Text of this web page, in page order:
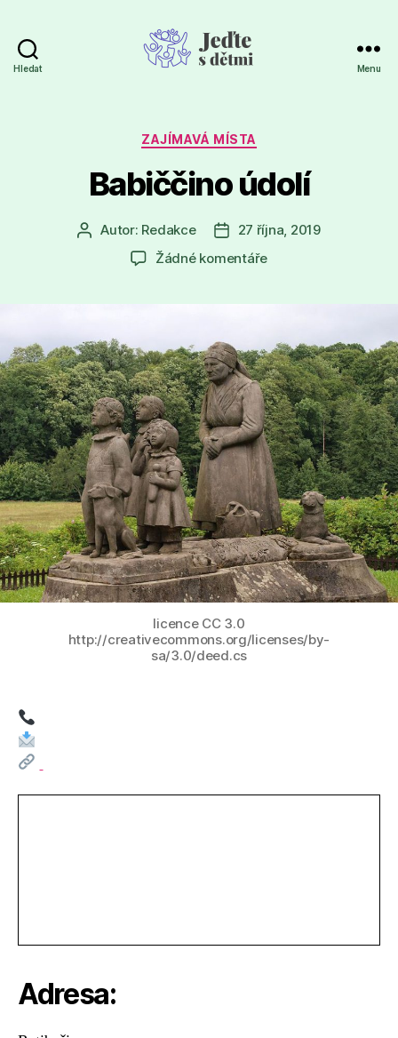
Hledat Menu
Rubriky
ZAJÍMAVÁ MÍSTA
Babiččino údolí
Autor
příspěvku
Autor: Redakce
Datum
příspěvku
27 října, 2019
Žádné komentářeu
údolí
licence CC 3.0
http://creativecommons.org/licenses/by-
sa/3.0/deed.cs
Adresa: